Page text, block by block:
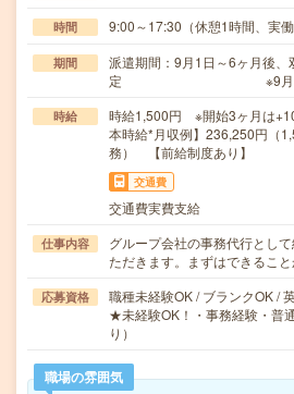
時間 9:00～17:30（休憩1時間、実働
期間
派遣期間：9月1日～6ヶ月後
定 ※9月
時給
時給1,500円 ※開始3ヶ月は
本時給*月収例】236,250円（
務） 【前給制度あり】
交通費
交通費実費支給
仕事内容
グループ会社の事務代行とし
ただきます。まずはできるこ
応募資格
職種未経験OK / ブランクOK /
★未経験OK！・事務経験・普
り）
職場の雰囲気